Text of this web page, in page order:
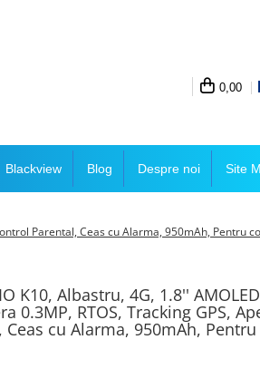
0,00
Blackview Blog Despre noi Site
Parental, Ceas cu Alarma, 950mAh, Pentru
K10, Albastru, 4G, 1.8''
0.3MP, RTOS, Tracking GPS,
cu Alarma, 950mAh,